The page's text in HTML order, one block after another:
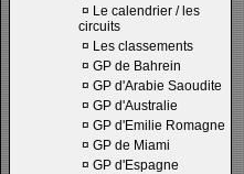
¤ Le calendrier / les
circuits
¤ Les classements
¤ GP de Bahrein
¤ GP d'Arabie Saoudite
¤ GP d'Australie
¤ GP d'Emilie Romagne
¤ GP de Miami
¤ GP d'Espagne